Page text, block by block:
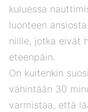
kuluessa
luonteen
niille, jotka eivät
eteenpäin.
On kuitenkin
vähintään 30
varmistaa, että